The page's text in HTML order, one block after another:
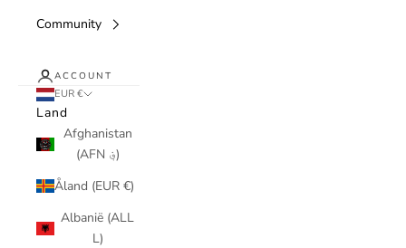
Community
ACCOUNT
EUR €
Land
Afghanistan
(AFN ؋)
Åland (EUR €)
Albanië (ALL
L)